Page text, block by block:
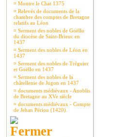
¤ Montre le Chat 1375
¤ Relevés de documents de la
chambre des comptes de Bretagne
relatifs au Léon
¤ Serment des nobles de Goëllo
du diocèse de Saint-Brieuc en
1437
¤ Serment des nobles de Léon en
1437
¤ Serment des nobles de Tréguier
et Goëllo en 1437
¤ Serment des nobles de la
châtellenie de Jugon en 1437
¤ documents médiévaux - Anoblis
de Bretagne au XVe siècle
¤ documents médiévaux - Compte
de Jehan Périou (1420).